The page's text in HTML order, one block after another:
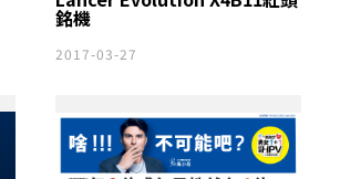
銘機
2017-03-27